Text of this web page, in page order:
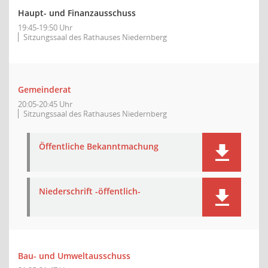
Haupt- und Finanzausschuss
19:45-19:50 Uhr
Sitzungssaal des Rathauses Niedernberg
Gemeinderat
20:05-20:45 Uhr
Sitzungssaal des Rathauses Niedernberg
Öffentliche Bekanntmachung
Niederschrift -öffentlich-
Bau- und Umweltausschuss